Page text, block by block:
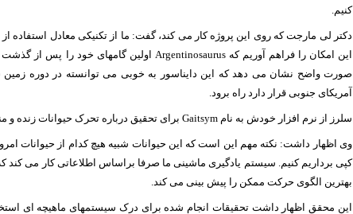
کنیم.
صورت واضح نشان می دهد که این دایناسور به خوبی می توانسته در دوره
آمریکای جنوبی قرار دارد راه برود.
سلرز از نرم افزار خودش به نام Gaitsym برای تحقیق درباره تحرک حیوانات زنده و منقرض شده استفاده می کند.
وی اظهار داشت: نکته مهم این است که این حیوانات شبیه هیچ کدام از حیوانات امروز
کپی برداریم کنیم. سیستم یادگیری ماشینی ما صرفا براساس اطلاعاتی کار می کند
بهترین الگوی حرکت ممکن را پیش بینی می کند.
این محقق اظهار داشت تحقیقات انجام شده برای درک سیستمهای ماهیچه ای